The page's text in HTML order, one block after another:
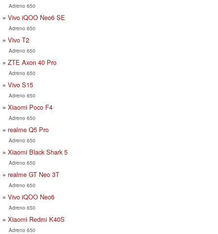
Adreno 650
Vivo iQOO Neo6 SE
Adreno 650
Vivo T2
Adreno 650
ZTE Axon 40 Pro
Adreno 650
Vivo S15
Adreno 650
Xiaomi Poco F4
Adreno 650
realme Q5 Pro
Adreno 650
Xiaomi Black Shark 5
Adreno 650
realme GT Neo 3T
Adreno 650
Vivo iQOO Neo6
Adreno 650
Xiaomi Redmi K40S
Adreno 650